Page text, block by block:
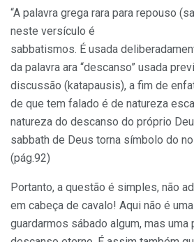
“A palavra grega rara para repouso
neste versículo é
sabbatismos. É usada
da palavra ara “descanso” usada
discussão (katapausis), a fim de
de que tem falado é de natureza
natureza do descanso do próprio
sabbath de Deus torna símbolo do
(pág.92)
Portanto, a questão é simples, não
em cabeça de cavalo! Aqui não é
guardarmos sábado algum, mas uma